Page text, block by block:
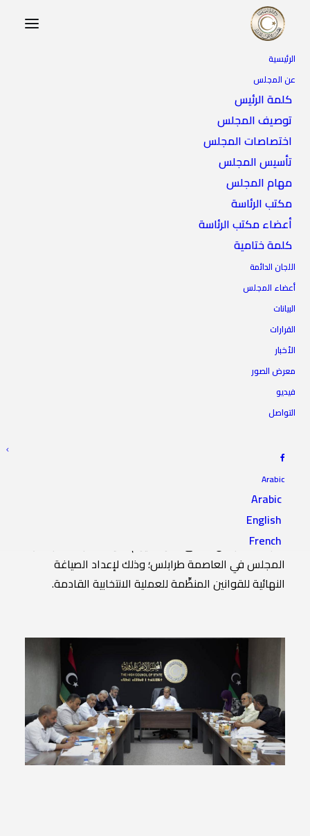
الرئيسية
عن المجلس
كلمة الرئيس
توصيف المجلس
اختصاصات المجلس
تأسيس المجلس
مهام المجلس
مكتب الرئاسة
أعضاء مكتب الرئاسة
كلمة ختامية
اللجان الدائمة
أعضاء المجلس
البيانات
القرارات
الأخبار
معرض الصور
فيديو
التواصل
Arabic
Arabic
English
French
عقدت لجنة إعداد قانون الانتخابات الرئاسية والبرلمانية
التابعة للمجلس الأعلى للدولة، يوم الأربعاء، اجتماعاً بمقر
المجلس في العاصمة طرابلس؛ وذلك لإعداد الصياغة
النهائية للقوانين المنظِّمة للعملية الانتخابية القادمة.